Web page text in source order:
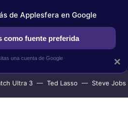
APPLESFERA SELECCIÓN
Ultra 3 Ted Lasso Steve Jobs
×
de Applesfera en Google
como fuente preferida
una cuenta de Google